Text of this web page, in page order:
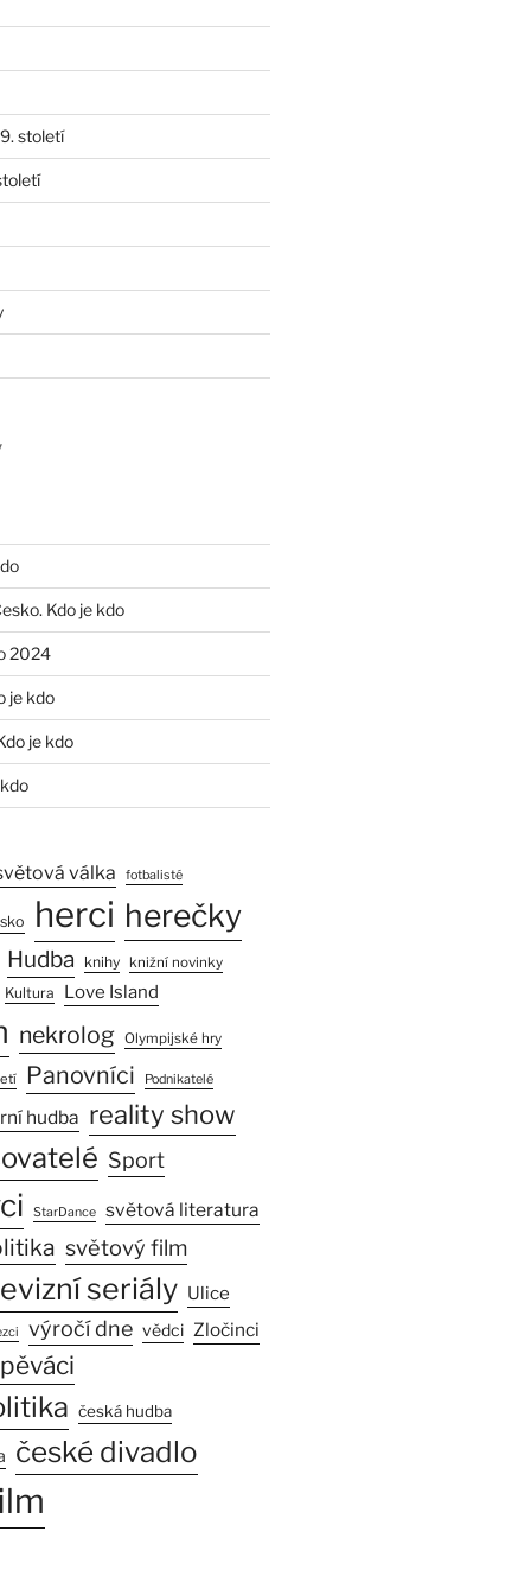
století
Kdo je kdo
2024
je kdo
je kdo
válka fotbalisté
herci herečky
Hudba knihy knižní novinky
Kultura Love Island
nekrolog Olympijské hry
Panovníci Podnikatelé
hudba reality show
Sport
StarDance světová literatura
světový film
seriály Ulice
výročí dne vědci Zločinci
česká hudba
české divadlo